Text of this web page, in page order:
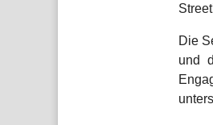
Die
und